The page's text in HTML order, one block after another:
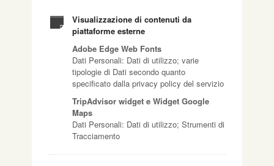
Visualizzazione di contenuti da
piattaforme esterne
Adobe Edge Web Fonts
Dati Personali: Dati di utilizzo; varie
tipologie di Dati secondo quanto
specificato dalla privacy policy del servizio
TripAdvisor widget e Widget Google
Maps
Dati Personali: Dati di utilizzo; Strumenti di
Tracciamento